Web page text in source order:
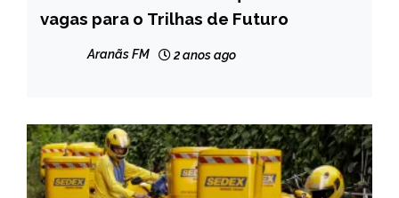
MINAS
vagas para o Trilhas de Futuro
Aranãs FM 2 anos ago